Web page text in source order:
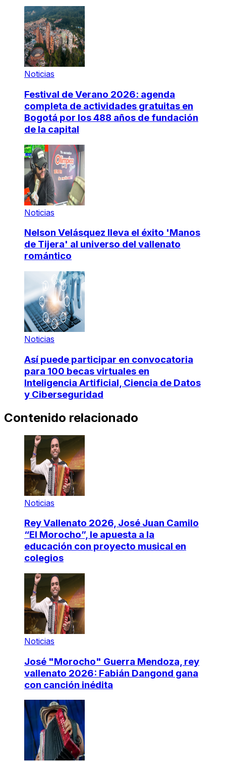
Noticias
Festival de Verano 2026: agenda
completa de actividades gratuitas en
Bogotá por los 488 años de fundación
de la capital
Noticias
Nelson Velásquez lleva el éxito 'Manos
de Tijera' al universo del vallenato
romántico
Noticias
Así puede participar en convocatoria
para 100 becas virtuales en
Inteligencia Artificial, Ciencia de Datos
y Ciberseguridad
Contenido relacionado
Noticias
Rey Vallenato 2026, José Juan Camilo
“El Morocho”, le apuesta a la
educación con proyecto musical en
colegios
Noticias
José "Morocho" Guerra Mendoza, rey
vallenato 2026: Fabián Dangond gana
con canción inédita